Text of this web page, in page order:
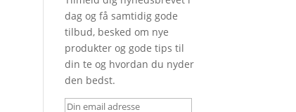
dag og få samtidig gode
tilbud, besked om nye
produkter og gode tips til
din te og hvordan du nyder
den bedst.